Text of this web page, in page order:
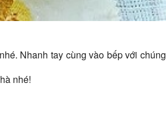
Nhanh tay cùng vào bếp với chúng
nhé!